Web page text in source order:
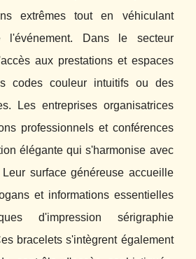
extrêmes tout en véhiculant
l'événement. Dans le secteur
aux prestations et espaces
codes couleur intuitifs ou des
Les entreprises organisatrices
professionnels et conférences
élégante qui s'harmonise avec
surface généreuse accueille
et informations essentielles
d'impression sérigraphie
bracelets s'intègrent également